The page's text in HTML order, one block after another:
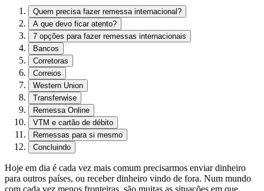
Quem precisa fazer remessa internacional?
A que devo ficar atento?
7 opções para fazer remessas internacionais
Bancos
Corretoras
Correios
Western Union
Transferwise
Remessa Online
VTM e cartão de débito
Remessas para si mesmo
Concluindo
Hoje em dia é cada vez mais comum precisarmos enviar dinheiro
para outros países, ou receber dinheiro vindo de fora. Num mundo